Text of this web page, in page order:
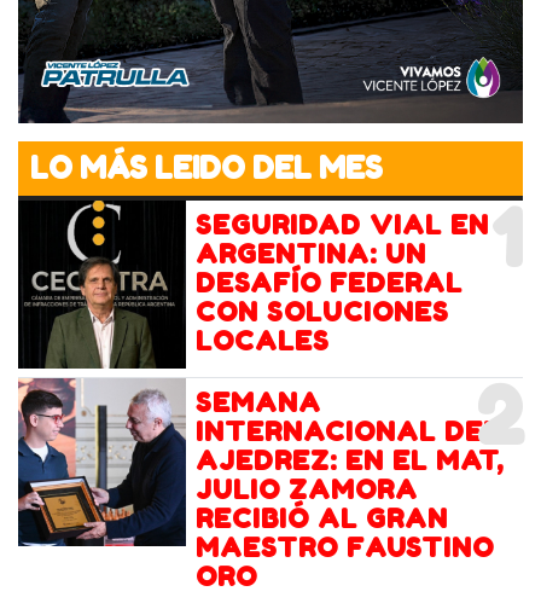
LO MÁS LEIDO DEL MES
1
SEGURIDAD VIAL EN
ARGENTINA: UN
DESAFÍO FEDERAL
CON SOLUCIONES
LOCALES
2
SEMANA
INTERNACIONAL DEL
AJEDREZ: EN EL MAT,
JULIO ZAMORA
RECIBIÓ AL GRAN
MAESTRO FAUSTINO
ORO